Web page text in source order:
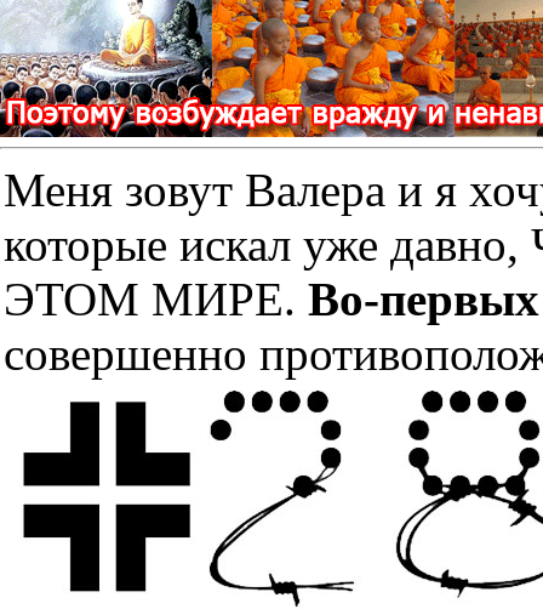
Меня зовут Валера и я
которые искал уже
ЭТОМ МИРЕ. Во-первых
совершенно